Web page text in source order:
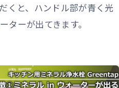
くと、ハンドル部が青く光
ターが出てきます。